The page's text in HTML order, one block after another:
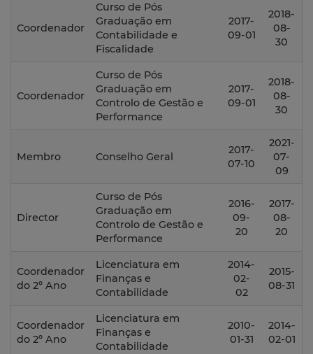
Coordenador
Curso de Pós
Graduação em
Contabilidade e
Fiscalidade
2017-
09-01
2018-
08-
30
Coordenador
Curso de Pós
Graduação em
Controlo de Gestão e
Performance
2017-
09-01
2018-
08-
30
Membro Conselho Geral
2017-
07-10
2021-
07-
09
Director
Curso de Pós
Graduação em
Controlo de Gestão e
Performance
2016-
09-
20
2017-
08-
20
Coordenador
do 2º Ano
Licenciatura em
Finanças e
Contabilidade
2014-
02-
02
2015-
08-31
Coordenador
do 2º Ano
Licenciatura em
Finanças e
Contabilidade
2010-
01-31
2014-
02-01